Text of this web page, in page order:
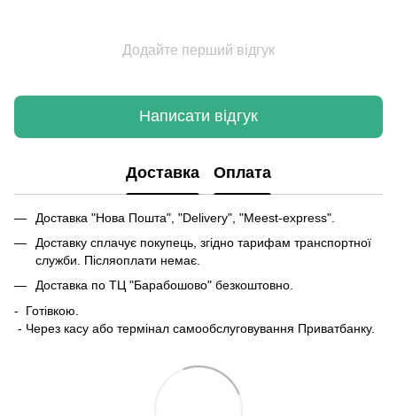
Додайте перший відгук
Написати відгук
Доставка Оплата
Доставка "Нова Пошта", "Delivery", "Meest-express".
Доставку сплачує покупець, згідно тарифам транспортної
служби. Післяоплати немає.
Доставка по ТЦ "Барабошово" безкоштовно.
- Готівкою.
- Через касу або термінал самообслуговування Приватбанку.